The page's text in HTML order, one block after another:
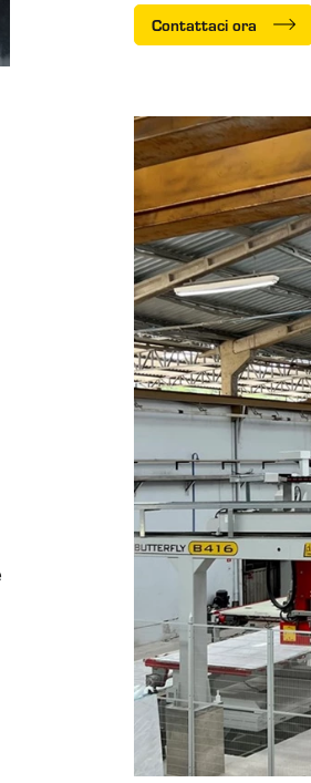
Contattaci ora